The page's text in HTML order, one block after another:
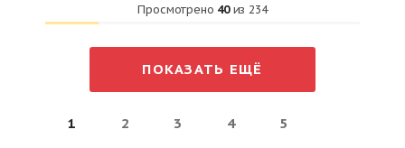
Просмотрено 40из 234
ПОКАЗАТЬ ЕЩЁ
1 2 3 4 5